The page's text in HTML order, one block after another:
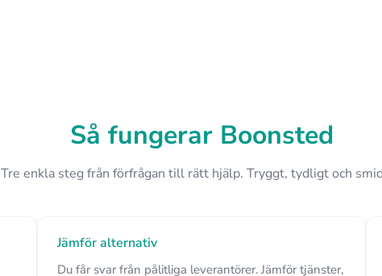
Så fungerar Boonsted
Tre enkla steg från förfrågan till rätt hjälp. Tryggt, tydligt och
Jämför alternativ
Du får svar från pålitliga leverantörer. Jämför tjänster,